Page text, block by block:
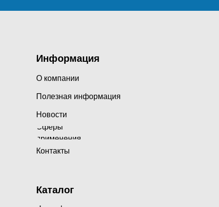
О компании
Информация
Каталог
Полезная информация
Новости
Сферы
применения
Контакты